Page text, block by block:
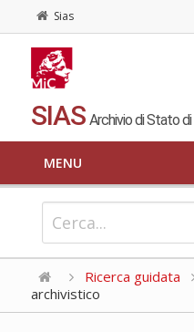
Sias
SIAS Archivio di Stato
MENU
Ricerca guidata
archivistico